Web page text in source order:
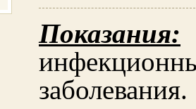
Показания:
заболевания.